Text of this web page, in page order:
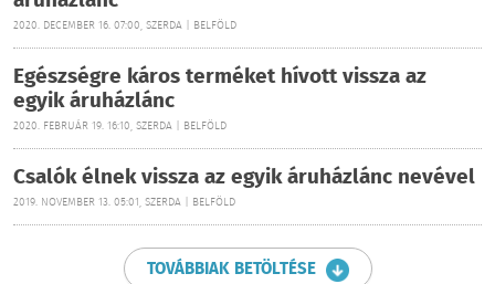
2020. DECEMBER 16. 07:00, SZERDA | BELFÖLD
Egészségre káros terméket hívott vissza az
egyik áruházlánc
2020. FEBRUÁR 19. 16:10, SZERDA | BELFÖLD
Csalók élnek vissza az egyik áruházlánc nevével
2019. NOVEMBER 13. 05:01, SZERDA | BELFÖLD
TOVÁBBIAK BETÖLTÉSE